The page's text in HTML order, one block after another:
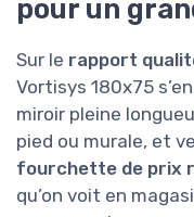
pour un
Sur le rapport
Vortisys 180x75
miroir pleine
pied ou murale, et
fourchette de prix
qu’on voit en